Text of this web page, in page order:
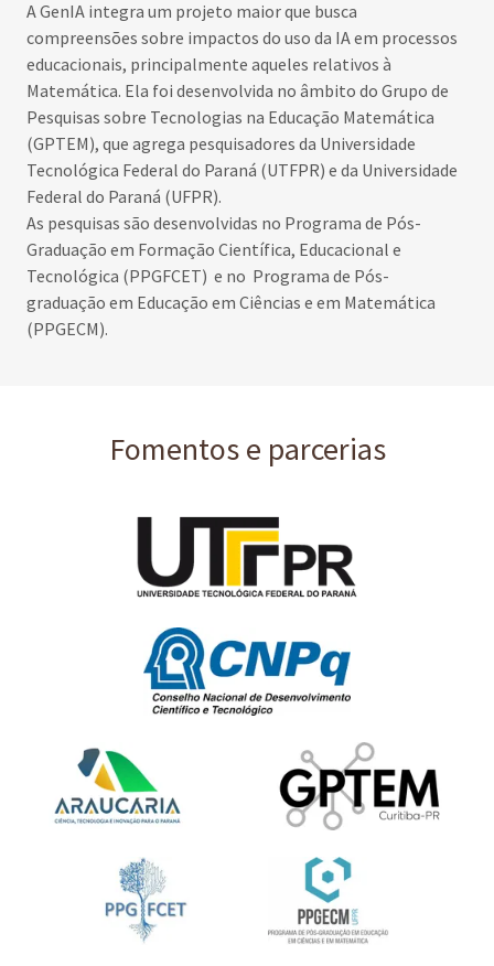
A GenIA integra um projeto maior que busca
compreensões sobre impactos do uso da IA em processos
educacionais, principalmente aqueles relativos à
Matemática. Ela foi desenvolvida no âmbito do Grupo de
Pesquisas sobre Tecnologias na Educação Matemática
(GPTEM), que agrega pesquisadores da Universidade
Tecnológica Federal do Paraná (UTFPR) e da Universidade
Federal do Paraná (UFPR).
As pesquisas são desenvolvidas no Programa de Pós-
Graduação em Formação Científica, Educacional e
Tecnológica (PPGFCET) e no Programa de Pós-
graduação em Educação em Ciências e em Matemática
(PPGECM).
Fomentos e parcerias